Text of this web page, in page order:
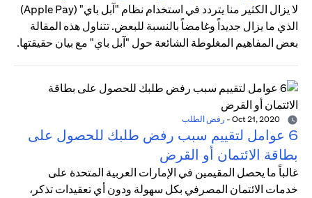
لا يزال الكثير منا يتردد في استخدام نظام "آبل باي" (Apple Pay)
الذي ما يزال جديداً وغامضاً بالنسبة للبعض. تتناول هذه المقالة
بعض المفاهيم المغلوطة الشائعة حول "آبل باي" مع بيان حقيقتها.
- رفض الطلب
6 عوامل لتقييم سبب رفض طلبك للحصول على
بطاقة الائتمان أو القرض
غالباً ما يحصل المقيمين في الإمارات العربية المتحدة على
خدمات الائتمان المصرفي بكل سهولة ودون أي تعقيدات تذكر،